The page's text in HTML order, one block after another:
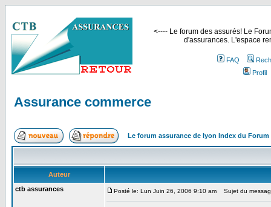
<---- Le forum des assurés! Le
d'assurances. L'espace
FAQ
Profil
Assurance commerce
Le forum assurance de lyon Index du Forum
Auteur
ctb assurances
Posté le: Lun Juin 26, 2006 9:10 am Sujet du